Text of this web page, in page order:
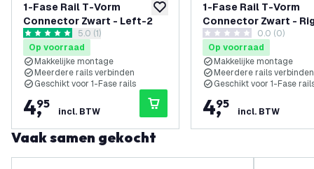
toevoegen aan verlanglijst
1-Fase Rail T-Vorm
Connector Zwart - Left-2
reviews drawer openen
5 score sterren5.0 (1)
Op voorraad
Makkelijke montage
Meerdere rails verbinden
Geschikt voor 1-Fase rails
4,
95
incl. BTW
1-Fase Rail T-Vorm
Connector Zwart -
0 score sterren0.0 (0)
Op voorraad
Makkelijke montage
Meerdere rails verbinden
Geschikt voor 1-Fase
4,
95
incl. BTW
Vaak samen gekocht